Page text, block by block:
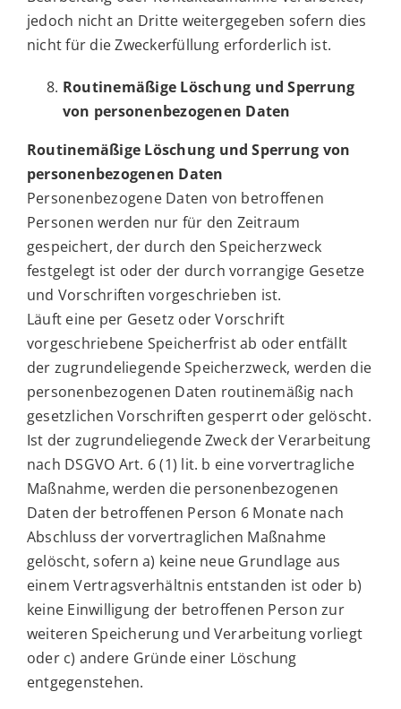
jedoch nicht an Dritte weitergegeben sofern dies
nicht für die Zweckerfüllung erforderlich ist.
Routinemäßige Löschung und Sperrung
von personenbezogenen Daten
Routinemäßige Löschung und Sperrung von
personenbezogenen Daten
Personenbezogene Daten von betroffenen
Personen werden nur für den Zeitraum
gespeichert, der durch den Speicherzweck
festgelegt ist oder der durch vorrangige Gesetze
und Vorschriften vorgeschrieben ist.
Läuft eine per Gesetz oder Vorschrift
vorgeschriebene Speicherfrist ab oder entfällt
der zugrundeliegende Speicherzweck, werden die
personenbezogenen Daten routinemäßig nach
gesetzlichen Vorschriften gesperrt oder gelöscht.
Ist der zugrundeliegende Zweck der Verarbeitung
nach DSGVO Art. 6 (1) lit. b eine vorvertragliche
Maßnahme, werden die personenbezogenen
Daten der betroffenen Person 6 Monate nach
Abschluss der vorvertraglichen Maßnahme
gelöscht, sofern a) keine neue Grundlage aus
einem Vertragsverhältnis entstanden ist oder b)
keine Einwilligung der betroffenen Person zur
weiteren Speicherung und Verarbeitung vorliegt
oder c) andere Gründe einer Löschung
entgegenstehen.